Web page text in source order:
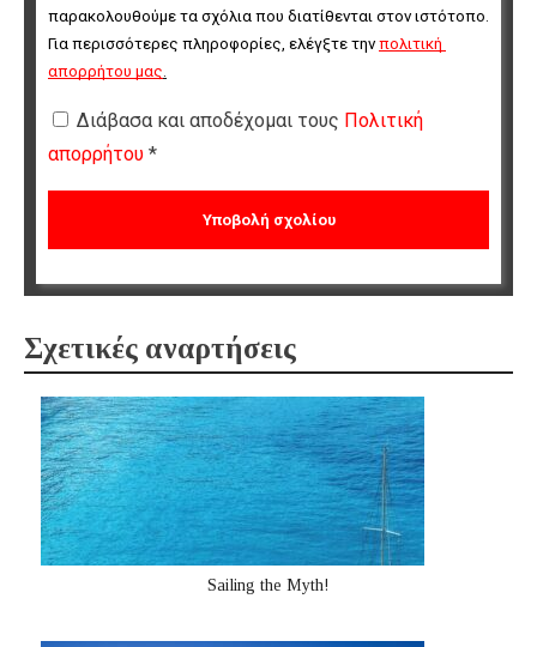
παρακολουθούμε τα σχόλια που διατίθενται στον ιστότοπο.
Για περισσότερες πληροφορίες, ελέγξτε την πολιτική
απορρήτου μας.
Διάβασα και αποδέχομαι τους Πολιτική
απορρήτου *
Σχετικές αναρτήσεις
Sailing the Myth!